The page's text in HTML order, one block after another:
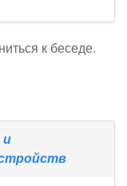
к беседе.
и